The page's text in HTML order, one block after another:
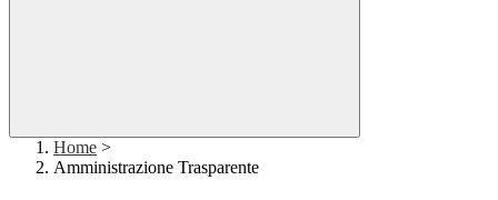
Home >
Amministrazione Trasparente